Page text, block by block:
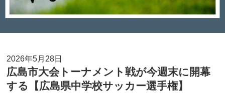
2026年5月28日
広島市大会トーナメント戦が今週末に開幕
する【広島県中学校サッカー選手権】